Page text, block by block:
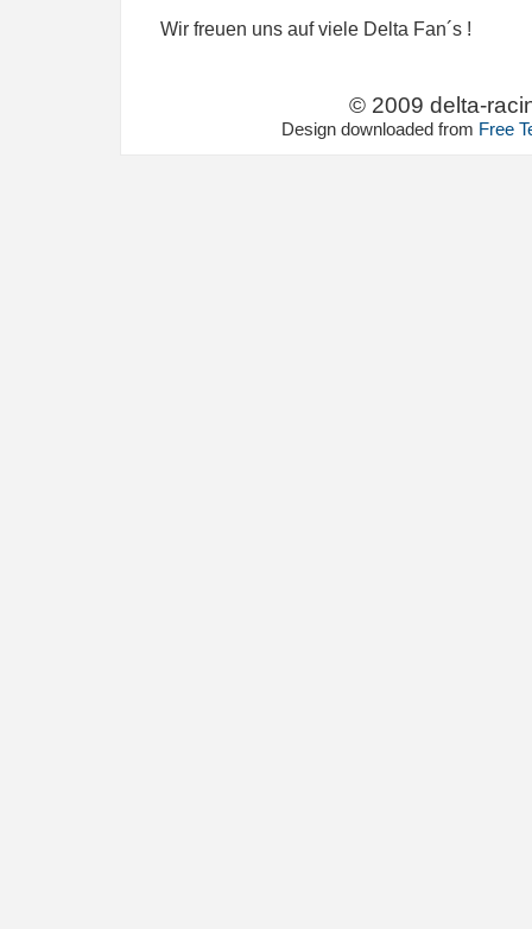
Wir freuen uns auf viele Delta Fan´s !
© 2009 delta-
Design downloaded from Free